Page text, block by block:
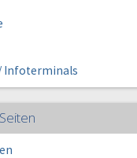
Infoterminals